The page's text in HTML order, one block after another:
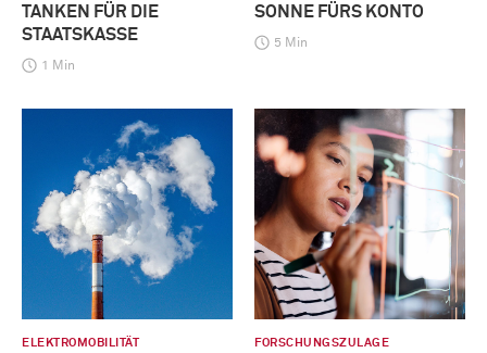
TANKEN FÜR DIE
STAATSKASSE
1 Min
SONNE FÜRS KONTO
5 Min
ELEKTROMOBILITÄT FORSCHUNGSZULAGE